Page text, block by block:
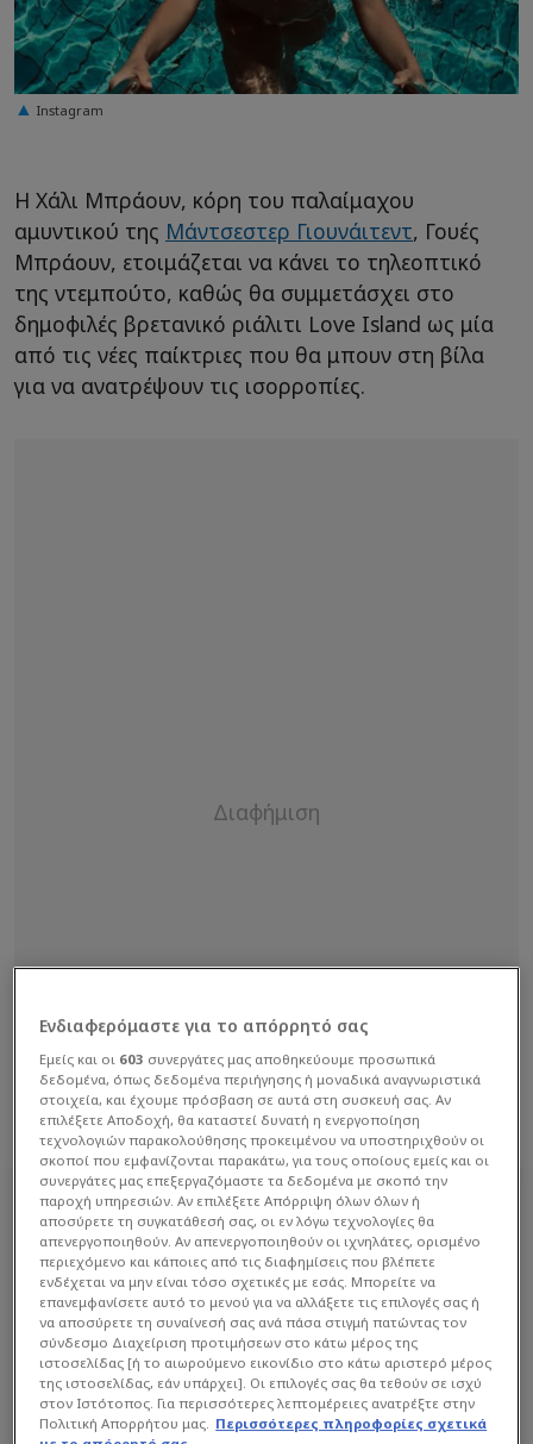
Instagram
Η Χάλι Μπράουν, κόρη του παλαίμαχου
αμυντικού της Μάντσεστερ Γιουνάιτεντ, Γουές
Μπράουν, ετοιμάζεται να κάνει το τηλεοπτικό
της ντεμπούτο, καθώς θα συμμετάσχει στο
δημοφιλές βρετανικό ριάλιτι Love Island ως μία
από τις νέες παίκτριες που θα μπουν στη βίλα
για να ανατρέψουν τις ισορροπίες.
Ενδιαφερόμαστε για το απόρρητό σας
Εμείς και οι 603 συνεργάτες μας αποθηκεύουμε προσωπικά
δεδομένα, όπως δεδομένα περιήγησης ή μοναδικά αναγνωριστικά
στοιχεία, και έχουμε πρόσβαση σε αυτά στη συσκευή σας. Αν
επιλέξετε Αποδοχή, θα καταστεί δυνατή η ενεργοποίηση
τεχνολογιών παρακολούθησης προκειμένου να υποστηριχθούν οι
σκοποί που εμφανίζονται παρακάτω, για τους οποίους εμείς και οι
συνεργάτες μας επεξεργαζόμαστε τα δεδομένα με σκοπό την
παροχή υπηρεσιών. Αν επιλέξετε Απόρριψη όλων όλων ή
αποσύρετε τη συγκατάθεσή σας, οι εν λόγω τεχνολογίες θα
απενεργοποιηθούν. Αν απενεργοποιηθούν οι ιχνηλάτες, ορισμένο
περιεχόμενο και κάποιες από τις διαφημίσεις που βλέπετε
ενδέχεται να μην είναι τόσο σχετικές με εσάς. Μπορείτε να
επανεμφανίσετε αυτό το μενού για να αλλάξετε τις επιλογές σας ή
να αποσύρετε τη συναίνεσή σας ανά πάσα στιγμή πατώντας τον
σύνδεσμο Διαχείριση προτιμήσεων στο κάτω μέρος της
ιστοσελίδας [ή το αιωρούμενο εικονίδιο στο κάτω αριστερό μέρος
της ιστοσελίδας, εάν υπάρχει]. Οι επιλογές σας θα τεθούν σε ισχύ
στον Ιστότοπος. Για περισσότερες λεπτομέρειες ανατρέξτε στην
Πολιτική Απορρήτου μας. Περισσότερες πληροφορίες σχετικά